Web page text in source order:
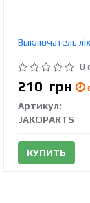
Выключатель
0
210 грн
Артикул:
JAKOPARTS
КУПИТЬ